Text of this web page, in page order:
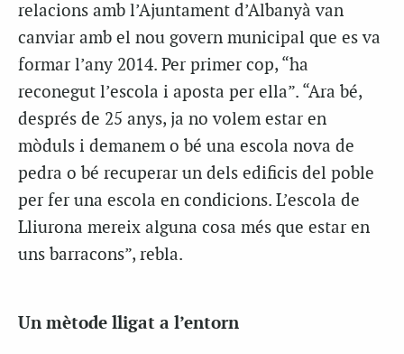
relacions amb l’Ajuntament d’Albanyà van
canviar amb el nou govern municipal que es va
formar l’any 2014. Per primer cop, “ha
reconegut l’escola i aposta per ella”. “Ara bé,
després de 25 anys, ja no volem estar en
mòduls i demanem o bé una escola nova de
pedra o bé recuperar un dels edificis del poble
per fer una escola en condicions. L’escola de
Lliurona mereix alguna cosa més que estar en
uns barracons”, rebla.
Un mètode lligat a l’entorn